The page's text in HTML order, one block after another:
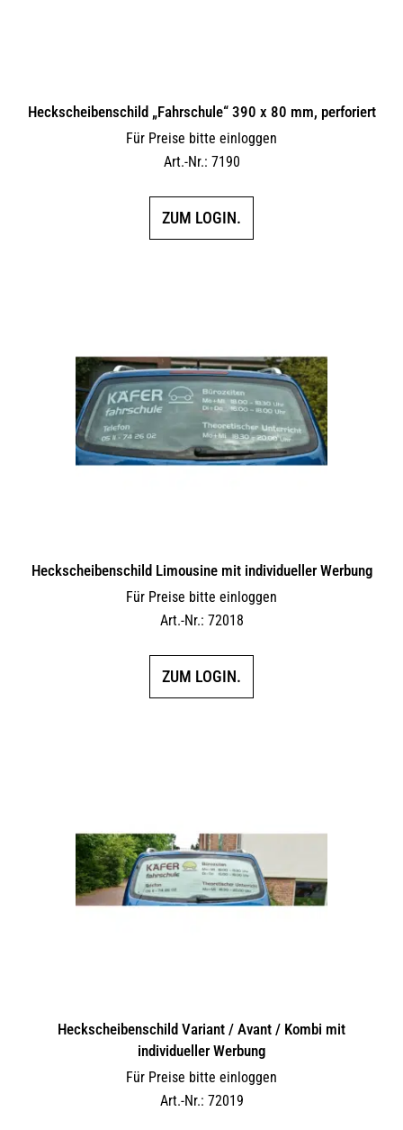
Heckscheibenschild „Fahrschule“ 390 x 80 mm, perforiert
Für Preise bitte einloggen
Art.-Nr.: 7190
ZUM LOGIN.
Heckscheibenschild Limousine mit individueller Werbung
Für Preise bitte einloggen
Art.-Nr.: 72018
ZUM LOGIN.
Heckscheibenschild Variant / Avant / Kombi mit
individueller Werbung
Für Preise bitte einloggen
Art.-Nr.: 72019